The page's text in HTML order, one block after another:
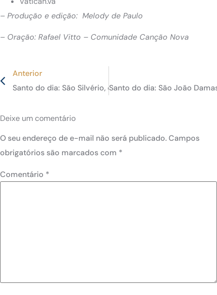
– Produção e edição: Melody de Paulo
– Oração: Rafael Vitto – Comunidade Canção Nova
Anterior
Santo do dia: São Silvério, o Papa mártir
Santo do dia: São João
Deixe um comentário
O seu endereço de e-mail não será publicado.Campos
obrigatórios são marcados com *
Comentário *